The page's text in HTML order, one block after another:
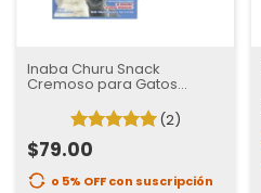
Inaba Churu Snack
Cremoso para Gatos
Sabor Atun | sobre con 4
(2)
$79.00
o 5% OFFcon suscripción